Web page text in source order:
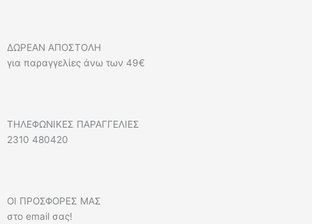
ΔΩΡΕΑΝ ΑΠΟΣΤΟΛΗ
για παραγγελίες άνω των 49€
ΤΗΛΕΦΩΝΙΚΕΣ ΠΑΡΑΓΓΕΛΙΕΣ
2310 480420
ΟΙ ΠΡΟΣΦΟΡΕΣ ΜΑΣ
στο email σας!